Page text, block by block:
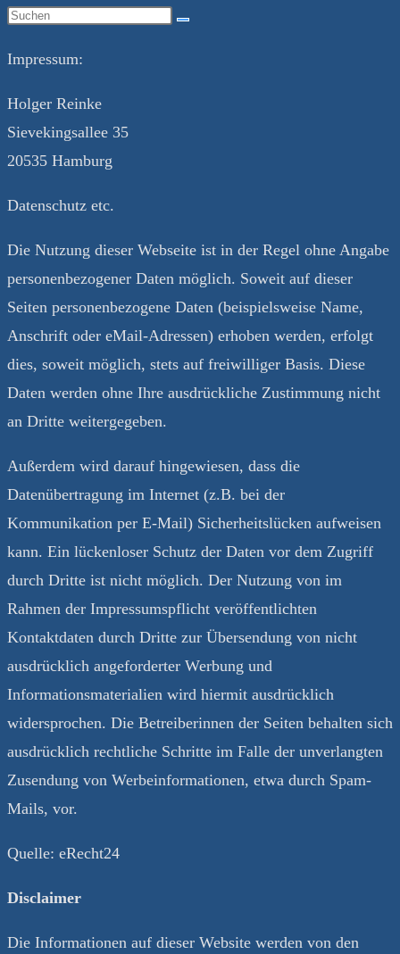
umschalten
Impressum:
Holger Reinke
Sievekingsallee 35
20535 Hamburg
Datenschutz etc.
Die Nutzung dieser Webseite ist in der Regel ohne Angabe
personenbezogener Daten möglich. Soweit auf dieser
Seiten personenbezogene Daten (beispielsweise Name,
Anschrift oder eMail-Adressen) erhoben werden, erfolgt
dies, soweit möglich, stets auf freiwilliger Basis. Diese
Daten werden ohne Ihre ausdrückliche Zustimmung nicht
an Dritte weitergegeben.
Außerdem wird darauf hingewiesen, dass die
Datenübertragung im Internet (z.B. bei der
Kommunikation per E-Mail) Sicherheitslücken aufweisen
kann. Ein lückenloser Schutz der Daten vor dem Zugriff
durch Dritte ist nicht möglich. Der Nutzung von im
Rahmen der Impressumspflicht veröffentlichten
Kontaktdaten durch Dritte zur Übersendung von nicht
ausdrücklich angeforderter Werbung und
Informationsmaterialien wird hiermit ausdrücklich
widersprochen. Die Betreiberinnen der Seiten behalten sich
ausdrücklich rechtliche Schritte im Falle der unverlangten
Zusendung von Werbeinformationen, etwa durch Spam-
Mails, vor.
Quelle: eRecht24
Disclaimer
Die Informationen auf dieser Website werden von den